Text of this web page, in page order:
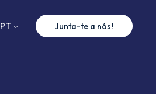
PT Junta-te a nós!